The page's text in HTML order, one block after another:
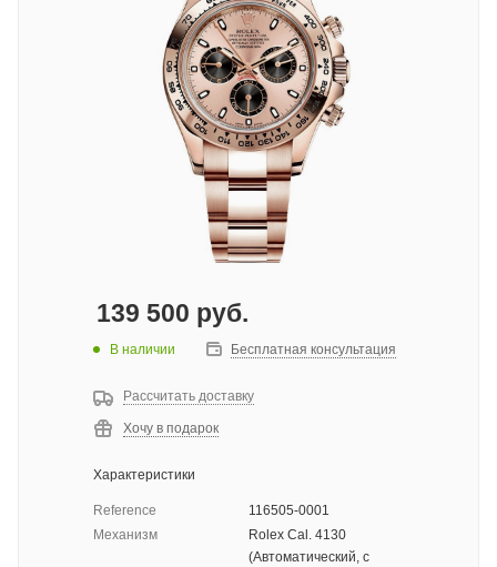
139 500 руб.
В наличии Бесплатная консультация
Рассчитать доставку
Хочу в подарок
Характеристики
Reference
116505-0001
Механизм
Rolex Cal. 4130
(Автоматический, с